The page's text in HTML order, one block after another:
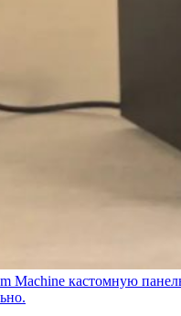
Machine кастомную